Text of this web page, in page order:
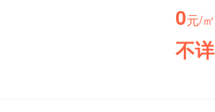
0元/㎡
不详